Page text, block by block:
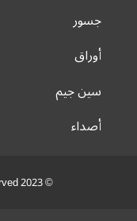
جسور
أوراق
سين جيم
أصداء
© 2023 moatinoon.com all rights reserved